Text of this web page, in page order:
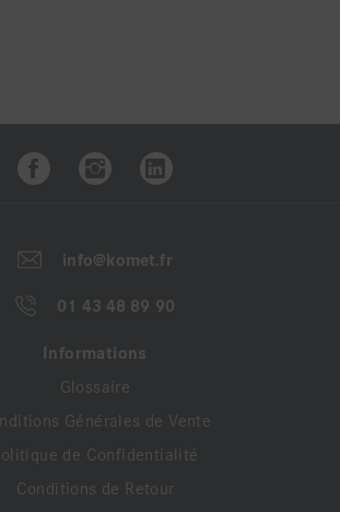
info@komet.fr
01 43 48 89 90
Informations
Glossaire
Générales de Vente
de Confidentialité
Conditions de Retour